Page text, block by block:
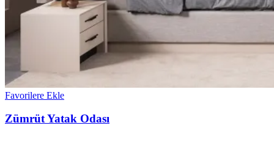
Favorilere Ekle
Zümrüt Yatak Odası